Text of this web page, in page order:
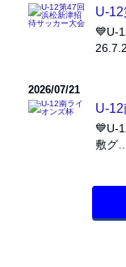
U-
💙U-
2026/07/21
U-
💙U-
敷グ…